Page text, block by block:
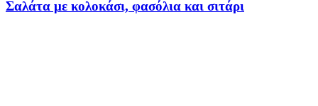
Σαλάτα με κολοκάσι, φασόλια και σιτάρι